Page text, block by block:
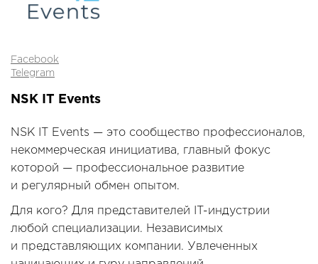
Facebook
Telegram
NSK IT Events
NSK IT Events — это сообщество профессионалов,
некоммерческая инициатива, главный фокус
которой — профессиональное развитие
и регулярный обмен опытом.
Для кого? Для представителей IT-индустрии
любой специализации. Независимых
и представляющих компании. Увлеченных